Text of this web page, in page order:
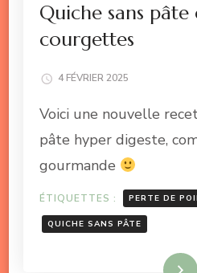
Quiche sans
courgettes
4 FÉVRIER 2025
Voici une nouvelle
pâte hyper digeste,
gourmande
ÉTIQUETTES : PERTE DE
QUICHE SANS PÂTE
Lire la suite